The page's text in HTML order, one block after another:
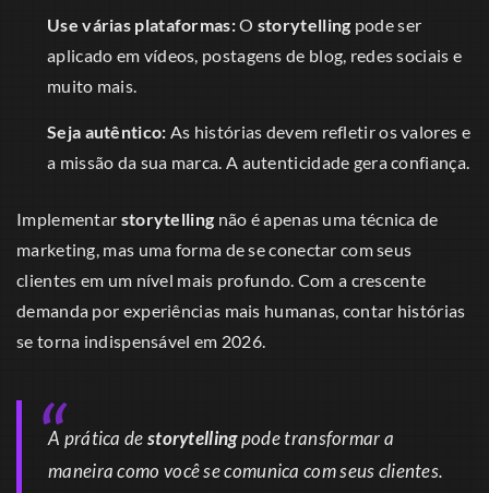
Use várias plataformas:O storytelling pode ser
aplicado em vídeos, postagens de blog, redes sociais e
muito mais.
Seja autêntico: As histórias devem refletir os valores e
a missão da sua marca. A autenticidade gera confiança.
Implementar storytelling não é apenas uma técnica de
marketing, mas uma forma de se conectar com seus
clientes em um nível mais profundo. Com a crescente
demanda por experiências mais humanas, contar histórias
se torna indispensável em 2026.
A prática destorytellingpode transformar a
maneira como você se comunica com seus clientes.